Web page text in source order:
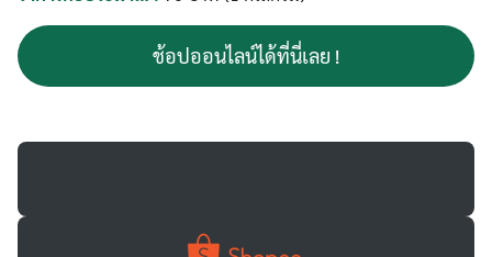
ช้อปออนไลน์ได้ที่นี่เลย !